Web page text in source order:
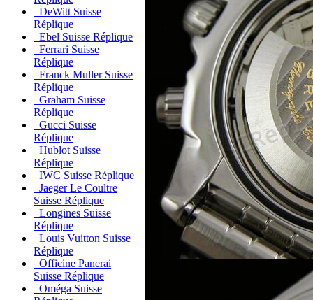
DeWitt Suisse
Réplique
Ebel Suisse Réplique
Ferrari Suisse
Réplique
Franck Muller Suisse
Réplique
Graham Suisse
Réplique
Gucci Suisse
Réplique
Hublot Suisse
Réplique
IWC Suisse Réplique
Jaeger Le Coultre
Suisse Réplique
Longines Suisse
Réplique
Louis Vuitton Suisse
Réplique
Officine Panerai
Suisse Réplique
Oméga Suisse